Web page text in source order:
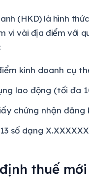
(HKD) là hình
vi vài địa điểm với
kinh doanh cụ
lao động (tối đa
chứng nhận đăng
số dạng
thuế